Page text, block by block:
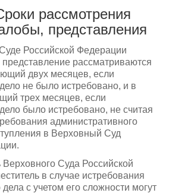
рассмотрения
представления
Российской Федерации
рассматриваются
двух месяцев, если
не было истребовано, и в
трех месяцев, если
было истребовано, не считая
административного
в Верховный Суд
Суда Российской
в случае истребования
с учетом его сложности могут